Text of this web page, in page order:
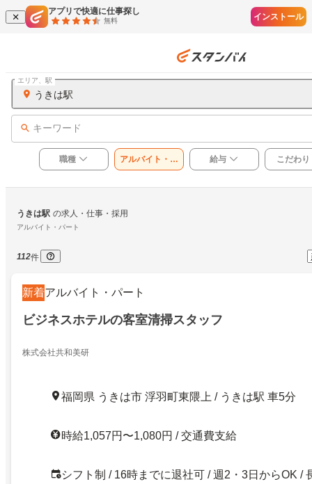
アプリで快適に仕事探し
無料 インストール
うきは駅
エリア、駅
キーワード
職種
アルバイト・パ
ート
給与 こだわり
うきは駅 の求人・仕事・採用
アルバイト・パート
112件
新着アルバイト・パート
ビジネスホテルの客室清掃スタッフ
株式会社共和美研
福岡県 うきは市 浮羽町東隈上 / うきは駅 車5分
時給1,057円〜1,080円 / 交通費支給
シフト制 / 16時までに退社可 / 週2・3日からOK /